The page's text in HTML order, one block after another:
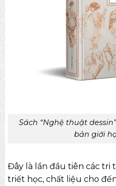
Sách “Nghệ thuật
bản giới
Đây là lần đầu tiên các tri
triết học, chất liệu cho